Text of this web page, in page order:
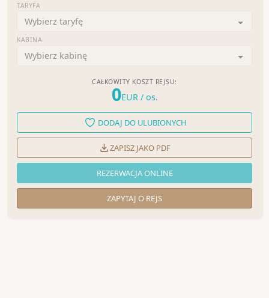
TARYFA
Wybierz taryfę
KABINA
Wybierz kabinę
CAŁKOWITY KOSZT REJSU:
0EUR / os.
DODAJ DO ULUBIONYCH
ZAPISZ JAKO PDF
REZERWACJA ONLINE
ZAPYTAJ O REJS